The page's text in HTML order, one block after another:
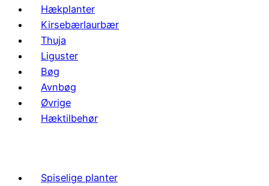
Hækplanter
Kirsebærlaurbær
Thuja
Liguster
Bøg
Avnbøg
Øvrige
Hæktilbehør
Spiselige planter